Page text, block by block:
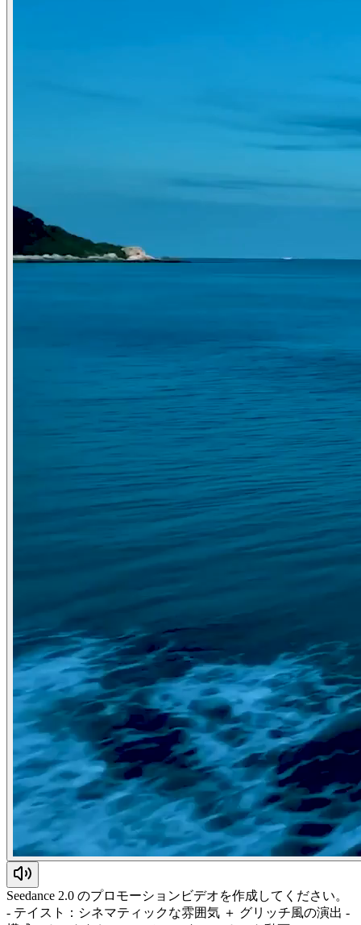
Seedance 2.0 のプロモーションビデオを作成してください。
- テイスト：シネマティックな雰囲気 ＋ グリッチ風の演出 -